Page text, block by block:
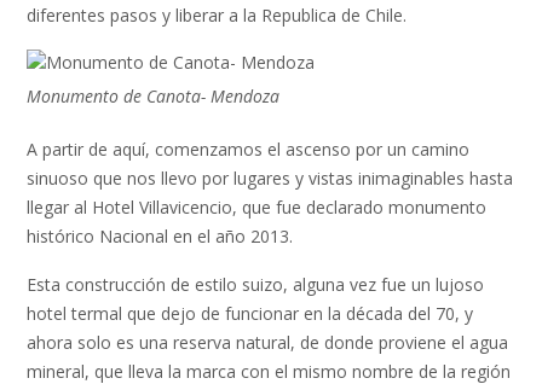
diferentes pasos y liberar a la Republica de Chile.
Monumento de Canota- Mendoza
A partir de aquí, comenzamos el ascenso por un camino
sinuoso que nos llevo por lugares y vistas inimaginables hasta
llegar al Hotel Villavicencio, que fue declarado monumento
histórico Nacional en el año 2013.
Esta construcción de estilo suizo, alguna vez fue un lujoso
hotel termal que dejo de funcionar en la década del 70, y
ahora solo es una reserva natural, de donde proviene el agua
mineral, que lleva la marca con el mismo nombre de la región